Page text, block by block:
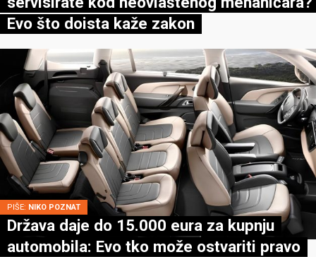
Evo što doista kaže zakon
PIŠE: NIKO POZNAT
Država daje do 15.000 eura za kupnju
automobila: Evo tko može ostvariti pravo